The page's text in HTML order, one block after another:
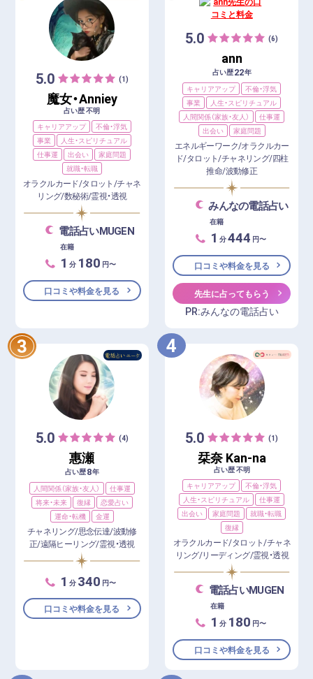
5.0 (1)
魔女・Anniey
占い歴 不明
キャリアアップ
不倫・浮気
事業
人生・スピリチュアル
仕事運
出会い
家庭問題
就職・転職
オラクルカード/タロット/チャネ
リング/数秘術/霊視・透視
電話占いMUGEN
在籍
1 分 180 円〜
口コミや料金を見る
5.0 (6)
ann
占い歴22年
キャリアアップ
不倫・浮気
事業
人生・スピリチュアル
人間関係（家族・友人）
仕事運
出会い
家庭問題
エネルギーワーク/オラクルカー
ド/タロット/チャネリング/四柱
推命/波動修正
みんなの電話占い
在籍
1 分444 円〜
口コミや料金を見る
先生に占ってもらう
PR:みんなの電話占い
3
5.0 (4)
惠瀬
占い歴8年
人間関係（家族・友人）
仕事運
将来・未来
復縁
恋愛占い
運命・転機
金運
チャネリング/思念伝達/波動修
正/遠隔ヒーリング/霊視・透視
1 分 340 円〜
口コミや料金を見る
4
5.0 (1)
栞奈 Kan-na
占い歴 不明
キャリアアップ
不倫・浮気
人生・スピリチュアル
仕事運
出会い
家庭問題
就職・転職
復縁
オラクルカード/タロット/チャネ
リング/リーディング/霊視・透視
電話占いMUGEN
在籍
1 分 180 円〜
口コミや料金を見る